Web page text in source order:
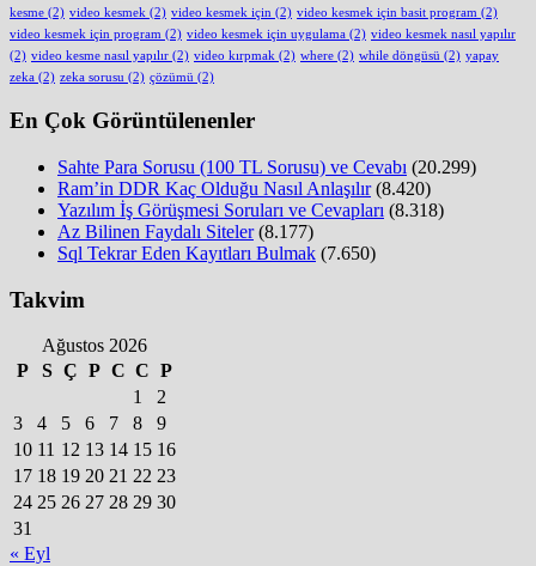
kesme (2) video kesmek (2) video kesmek için (2) video kesmek için basit program (2)
video kesmek için program (2) video kesmek için uygulama (2) video kesmek nasıl yapılır
(2) video kesme nasıl yapılır (2) video kırpmak (2) where (2) while döngüsü (2) yapay
zeka (2) zeka sorusu (2) çözümü (2)
En Çok Görüntülenenler
Sahte Para Sorusu (100 TL Sorusu) ve Cevabı (20.299)
Ram’in DDR Kaç Olduğu Nasıl Anlaşılır (8.420)
Yazılım İş Görüşmesi Soruları ve Cevapları (8.318)
Az Bilinen Faydalı Siteler (8.177)
Sql Tekrar Eden Kayıtları Bulmak (7.650)
Takvim
Ağustos 2026
P
S Ç P C C P
1
2
3
4 5 6 7 8
9
10 11 12 13 14 15 16
17 18 19 20 21 22 23
24 25 26 27 28 29 30
31
« Eyl